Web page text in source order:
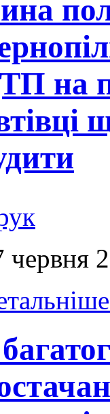
на
червня